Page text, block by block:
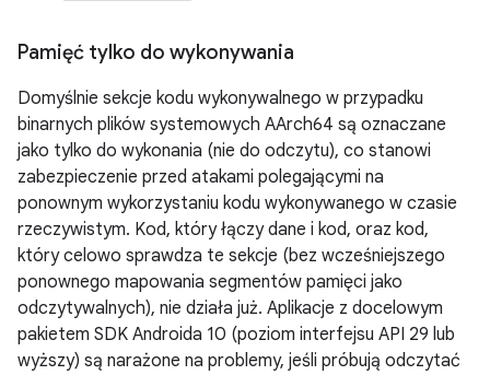
Pamięć tylko do wykonywania
Domyślnie sekcje kodu wykonywalnego w przypadku
binarnych plików systemowych AArch64 są oznaczane
jako tylko do wykonania (nie do odczytu), co stanowi
zabezpieczenie przed atakami polegającymi na
ponownym wykorzystaniu kodu wykonywanego w czasie
rzeczywistym. Kod, który łączy dane i kod, oraz kod,
który celowo sprawdza te sekcje (bez wcześniejszego
ponownego mapowania segmentów pamięci jako
odczytywalnych), nie działa już. Aplikacje z docelowym
pakietem SDK Androida 10 (poziom interfejsu API 29 lub
wyższy) są narażone na problemy, jeśli próbują odczytać